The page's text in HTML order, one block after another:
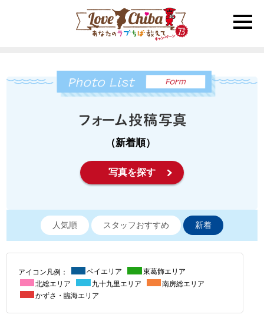
toggle
（新着順）
写真を探す
人気順 スタッフおすすめ 新着
アイコン凡例： ベイエリア
東葛飾エリア
北総エリア
九十九里エリア
南房総エリア
かずさ・臨海エリア